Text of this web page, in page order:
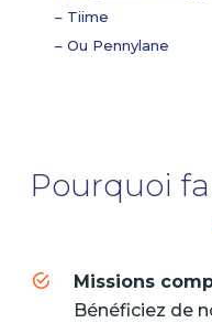
– Tiime
– Ou Pennylane
Pourquoi
Missions
Bénéficiez de